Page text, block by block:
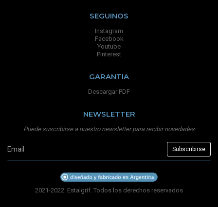
SEGUINOS
Instagram
Facebook
Youtube
Pinterest
GARANTIA
Descargar PDF
NEWSLETTER
Puede suscribirse a nuestro newsletter para recibir novedades
2021-2022. Estalgrif. Todos los derechos reservados